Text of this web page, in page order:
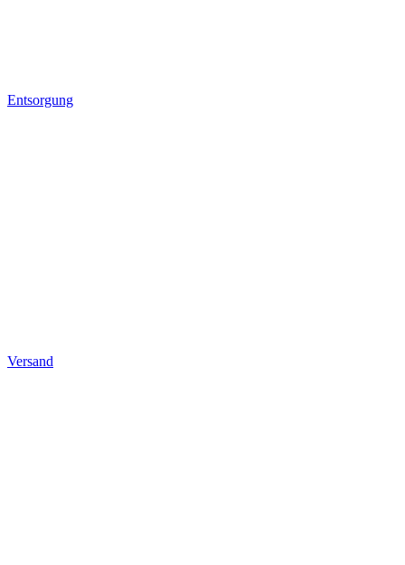
Entsorgung
Versand